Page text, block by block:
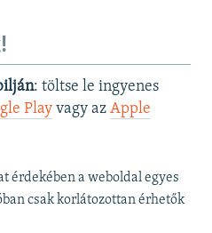
: töltse le ingyenes
Playvagy az Apple
érdekében a weboldal egyes
csak korlátozottan érhetők